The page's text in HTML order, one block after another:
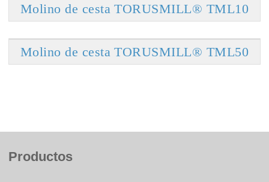
Molino de cesta TORUSMILL® TML10
Molino de cesta TORUSMILL® TML50
Productos